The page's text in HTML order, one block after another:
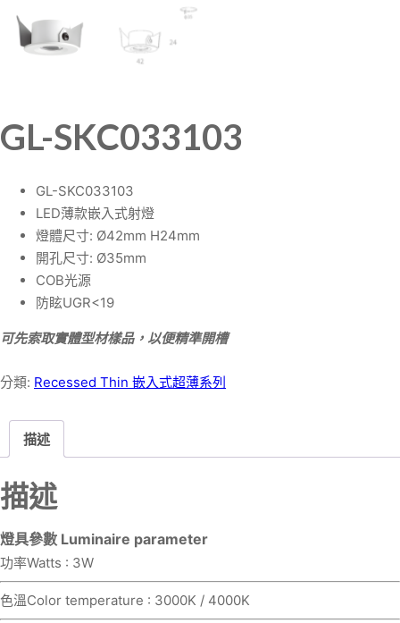
GL-SKC033103
GL-SKC033103
LED薄款嵌入式射燈
燈體尺寸: Ø42mm H24mm
開孔尺寸: Ø35mm
COB光源
防眩UGR<19
可先索取實體型材樣品，以便精準開槽
分類: Recessed Thin 嵌入式超薄系列
描述
描述
燈具參數 Luminaire parameter
功率Watts : 3W
色溫Color temperature : 3000K / 4000K